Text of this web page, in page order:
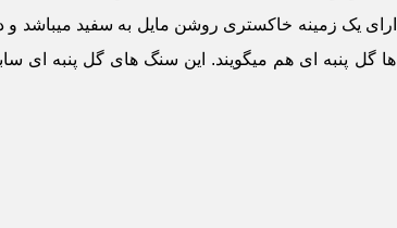
یک زمینه خاکستری روشن مایل به سفید میباشد و
ای هم میگویند. این سنگ های گل پنبه ای